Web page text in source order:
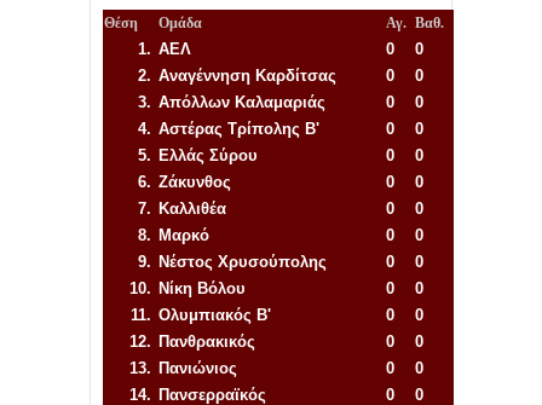
Θέση Ομάδα Αγ. Βαθ.
1. ΑΕΛ 0
0
2. Αναγέννηση Καρδίτσας 0
0
3. Απόλλων Καλαμαριάς 0
0
4. Αστέρας Τρίπολης Β' 0
0
5. Ελλάς Σύρου 0
0
6. Ζάκυνθος 0
0
7. Καλλιθέα 0
0
8. Μαρκό 0
0
9. Νέστος Χρυσούπολης 0
0
10. Νίκη Βόλου 0
0
11. Ολυμπιακός Β' 0
0
12. Πανθρακικός 0
0
13. Πανιώνιος 0
0
14. Πανσερραϊκός 0
0